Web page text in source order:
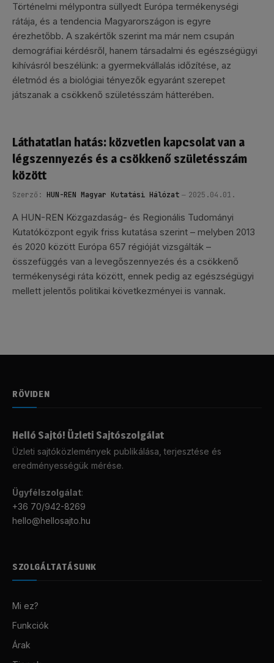
Történelmi mélypontra süllyedt Európa termékenységi
rátája, és a tendencia Magyarországon is egyre
érezhetőbb. A szakértők szerint ma már nem csupán
demográfiai kérdésről, hanem társadalmi és egészségügyi
kihívásról beszélünk: a gyermekvállalás időzítése, az
életmód és a biológiai tényezők egyaránt szerepet
játszanak a csökkenő születésszám hátterében.
Láthatatlan hatás: közvetlen kapcsolat van a
légszennyezés és a csökkenő születésszám
között
Szerző: HUN-REN Magyar Kutatási Hálózat 2025.04.01.
A HUN-REN Közgazdaság- és Regionális Tudományi
Kutatóközpont egyik friss kutatása szerint – melyben 2013
és 2020 között Európa 657 régióját vizsgálták –
összefüggés van a levegőszennyezés és a csökkenő
termékenységi ráta között, ennek pedig az egészségügyi
mellett jelentős politikai következményei is vannak.
RÖVIDEN
Helló Sajtó! Üzleti Sajtószolgálat
Üzleti sajtóközlemények publikálása, terjesztése és
eredményességük mérése.
Ügyfélszolgálat:
+36 70/942-8269
hello@hellosajto.hu
SZOLGÁLTATÁSUNK
Mi ez?
Funkciók
Árak